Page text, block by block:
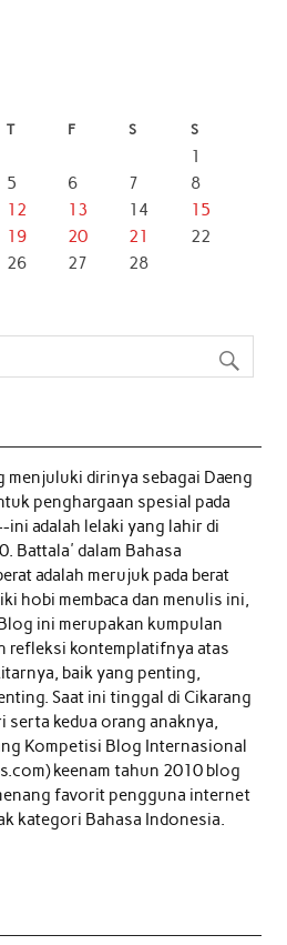
T F S S
1
5 6 7
8
12 13 14
15
19 20 21
22
26 27
28
menjuluki dirinya sebagai Daeng
penghargaan spesial pada
adalah lelaki yang lahir di
Battala' dalam Bahasa
adalah merujuk pada berat
hobi membaca dan menulis ini,
ini merupakan kumpulan
refleksi kontemplatifnya atas
baik yang penting,
Saat ini tinggal di Cikarang
serta kedua orang anaknya,
Kompetisi Blog Internasional
keenam tahun 2010 blog
favorit pengguna internet
kategori Bahasa Indonesia.